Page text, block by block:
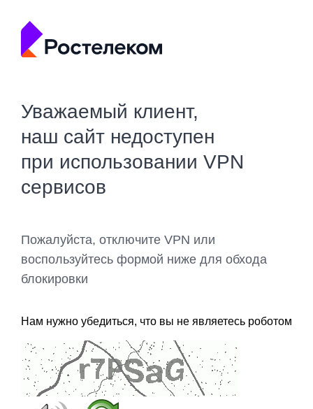
Уважаемый клиент,
наш сайт недоступен
при использовании VPN
сервисов
Пожалуйста, отключите VPN или
воспользуйтесь формой ниже для обхода
блокировки
Нам нужно убедиться, что вы не являетесь роботом